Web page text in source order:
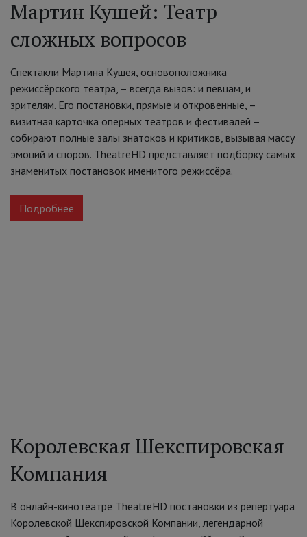
Мартин Кушей: Театр
сложных вопросов
Спектакли Мартина Кушея, основоположника
режиссёрского театра, – всегда вызов: и певцам, и
зрителям. Его постановки, прямые и откровенные, –
визитная карточка оперных театров и фестивалей –
собирают полные залы знатоков и критиков, вызывая массу
эмоций и споров. TheatreHD представляет подборку самых
знаменитых постановок именитого режиссёра.
Подробнее
Королевская Шекспировская
Компания
В онлайн-кинотеатре TheatreHD постановки из репертуара
Королевской Шекспировской Компании, легендарной